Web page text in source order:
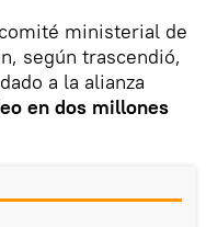
ministerial de
según trascendió,
a la alianza
en dos millones